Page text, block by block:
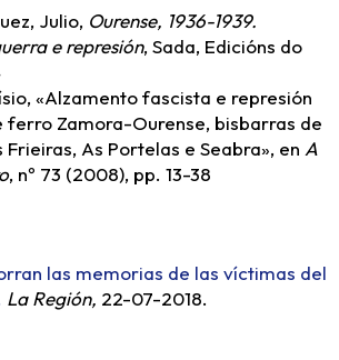
Julio, Ourense, 1936-1939.
e represión, Sada, Edicións do
«Alzamento fascista e represión
ferro Zamora-Ourense, bisbarras de
As Portelas e Seabra», en A
, nº 73 (2008), pp. 13-38
las memorias de las víctimas del
La Región, 22-07-2018.